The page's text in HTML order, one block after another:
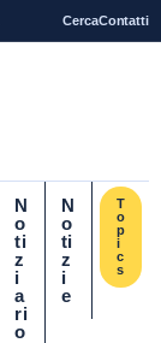
CercaContatti
N
o
ti
z
i
a
ri
o
N
o
ti
z
i
e
T
o
p
i
c
s